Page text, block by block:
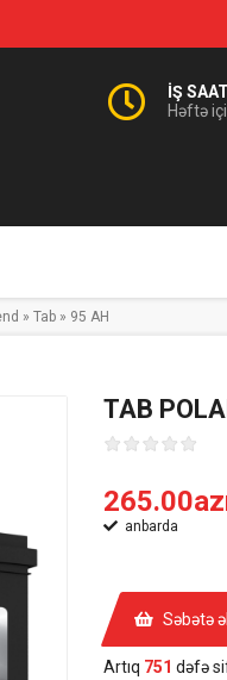
İŞ
Həftə
» Tab» 95 AH
TAB
anbarda
Səbətə
Artıq 751 dəfə